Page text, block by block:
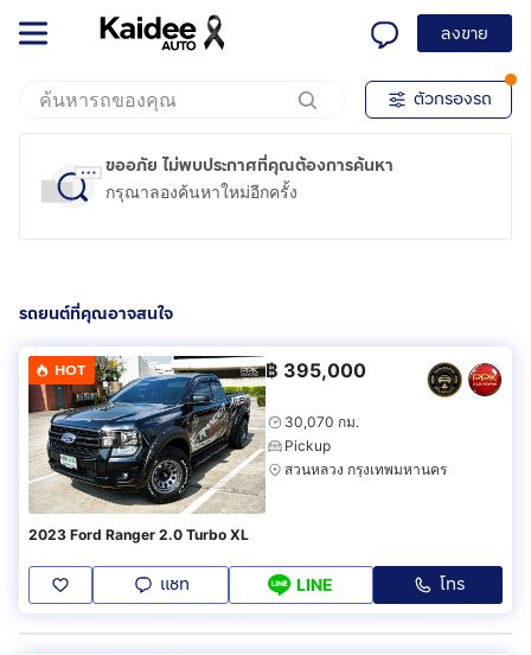
ลงขาย
ตัวกรองรถ
ขออภัย ไม่พบประกาศที่คุณต้องการค้นหา
กรุณาลองค้นหาใหม่อีกครั้ง
รถยนต์ที่คุณอาจสนใจ
HOT ฿ 395,000
30,070 กม.
Pickup
สวนหลวง กรุงเทพมหานคร
2023 Ford Ranger 2.0 Turbo XL
แชท LINE โทร